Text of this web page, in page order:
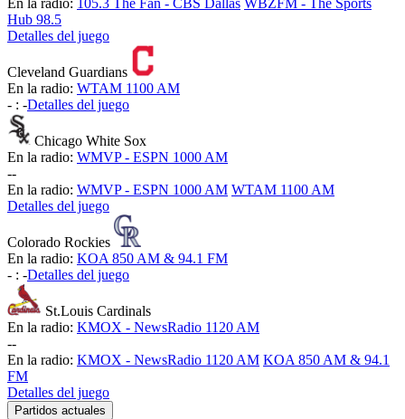
En la radio: 105.3 The Fan - CBS Dallas WBZFM - The Sports
Hub 98.5
Detalles del juego
Cleveland Guardians
En la radio: WTAM 1100 AM
- : -Detalles del juego
Chicago White Sox
En la radio: WMVP - ESPN 1000 AM
--
En la radio: WMVP - ESPN 1000 AM WTAM 1100 AM
Detalles del juego
Colorado Rockies
En la radio: KOA 850 AM & 94.1 FM
- : -Detalles del juego
St.Louis Cardinals
En la radio: KMOX - NewsRadio 1120 AM
--
En la radio: KMOX - NewsRadio 1120 AM KOA 850 AM & 94.1
FM
Detalles del juego
Partidos actuales